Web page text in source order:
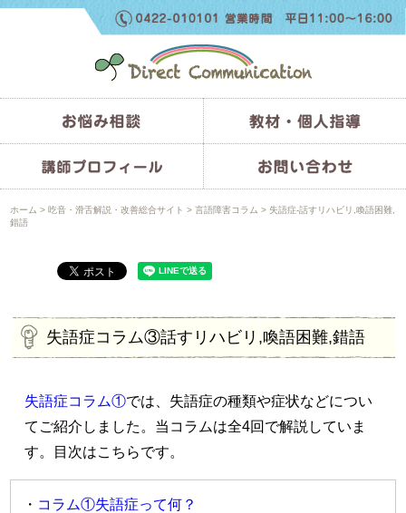
ホーム > 吃音・滑舌解説・改善総合サイト > 言語障害コラム > 失語症-話すリハビリ,喚語困難,
錯語
失語症コラム③話すリハビリ,喚語困難,錯語
失語症コラム①では、失語症の種類や症状などについ
てご紹介しました。当コラムは全4回で解説していま
す。目次はこちらです。
・ コラム①失語症って何？